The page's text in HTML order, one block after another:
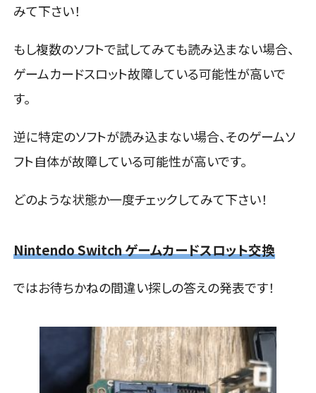
みて下さい！
もし複数のソフトで試してみても読み込まない場合、
ゲームカードスロット故障している可能性が高いで
す。
逆に特定のソフトが読み込まない場合、そのゲームソ
フト自体が故障している可能性が高いです。
どのような状態か一度チェックしてみて下さい！
Nintendo Switch ゲームカードスロット交換
ではお待ちかねの間違い探しの答えの発表です！